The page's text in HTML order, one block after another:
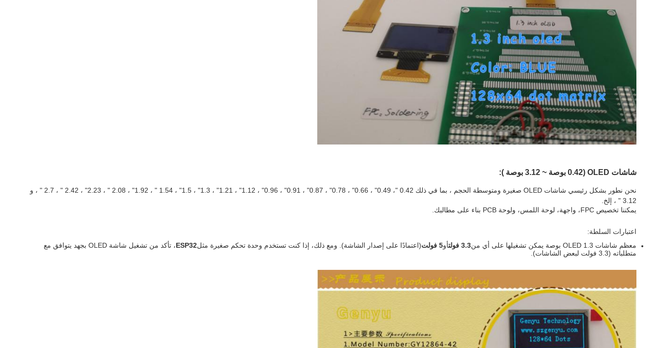
شاشات OLED (0.42 بوصة ~ 3.12 بوصة ):
نحن نطور بشكل رئيسي شاشات OLED صغيرة ومتوسطة الحجم ، بما في ذلك 0.42 "، 0.49" ، 0.66" ، 0.78" ، 0.87" ، 0.91" ، 0.96" ، 1.12" ، 1.21" ، 1.3" ، 1.5" ، 1.54 " ، 1.92" ، 2.08 " ، 2.23" ، 2.42 " ، 2.7 " ، و
3.12 " ، إلخ.
يمكننا تخصيص FPC، واجهة، لوحة اللمس، ولوحة PCB بناء على مطالبك.
اعتبارات السلطة:
معظم شاشات OLED 1.3 بوصة يمكن تشغيلها على أي من
3.3 فولت أو5 فولت (اعتمادًا على إصدار الشاشة). ومع ذلك، إذا كنت تستخدم وحدة تحكم صغيرة مثلESP32
، تأكد من تشغيل شاشة OLED بجهد يتوافق مع
متطلباته (3.3 فولت لبعض الشاشات).